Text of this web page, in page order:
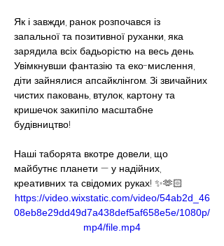
Як і завжди, ранок розпочався із
запальної та позитивної руханки, яка
зарядила всіх бадьорістю на весь день.
Увімкнувши фантазію та еко-мислення,
діти зайнялися апсайклінгом. Зі звичайних
чистих паковань, втулок, картону та
кришечок закипіло масштабне
будівництво!
Наші таборята вкотре довели, що
майбутнє планети — у надійних,
креативних та свідомих руках! ✨🫶🏻
https://video.wixstatic.com/video/54ab2d_46
08eb8e29dd49d7a438def5af658e5e/1080p/
mp4/file.mp4